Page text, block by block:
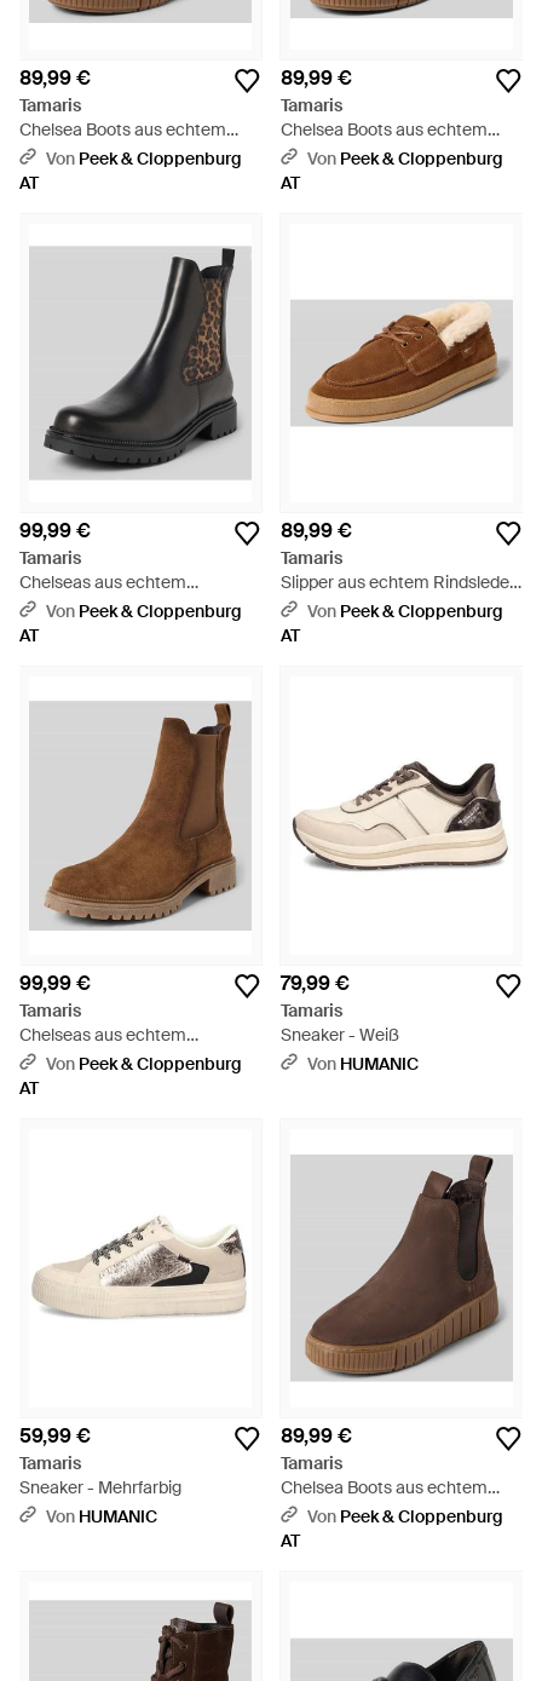
89,99 €
Tamaris
Chelsea Boots aus echtem
Rindsleder - Blau
Von Peek & Cloppenburg
AT
89,99 €
Tamaris
Chelsea Boots aus echtem
Rindsleder - Schwarz
Von Peek & Cloppenburg
AT
99,99 €
Tamaris
Chelseas aus echtem
Rindsleder - Schwarz
Von Peek & Cloppenburg
AT
89,99 €
Tamaris
Slipper aus echtem Rindsleder
- Braun
Von Peek & Cloppenburg
AT
99,99 €
Tamaris
Chelseas aus echtem
Rindsleder - Braun
Von Peek & Cloppenburg
AT
79,99 €
Tamaris
Sneaker - Weiß
Von HUMANIC
59,99 €
Tamaris
Sneaker - Mehrfarbig
Von HUMANIC
89,99 €
Tamaris
Chelsea Boots aus echtem
Rindsleder - Braun
Von Peek & Cloppenburg
AT